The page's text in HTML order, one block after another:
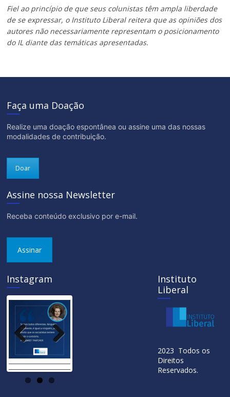
Fiel ao princípio de que seus colunistas têm ampla liberdade
de se expressar, o Instituto Liberal reitera que as opiniões dos
autores não necessariamente representam o posicionamento
do IL diante das temáticas apresentadas.
Faça uma Doação
Realize uma doação espontânea ou assine uma das nossas
modalidades de contribuição.
Doar
Assine nossa Newsletter
Receba conteúdo exclusivo por e-mail.
Assinar
Instagram
ous
Instituto
Liberal
2023 Todos os
Direitos
Reservados.